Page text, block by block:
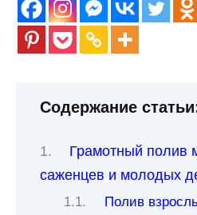
Содержание
Грамотный полив
саженцев и молодых
Полив